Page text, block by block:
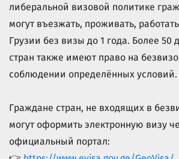
либеральной визовой политике
могут въезжать, проживать,
Грузии без визы до 1 года. Более 50
стран также имеют право на
соблюдении определённых условий.
Граждане стран, не входящих в
могут оформить электронную визу
официальный портал: